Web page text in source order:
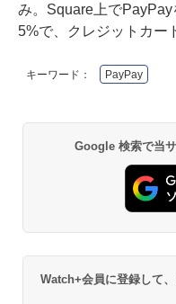
み。Square上で
5%で、クレジットカー
キーワード： PayPay
Google 検索で当
Watch+会員に登録して